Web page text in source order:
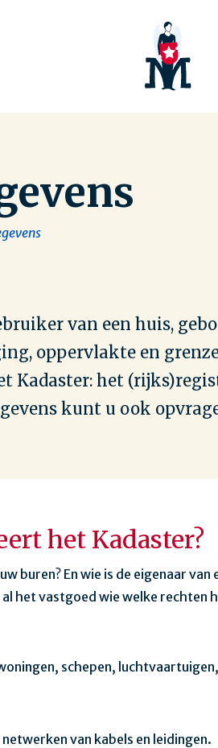
van een huis,
oppervlakte en
Kadaster: het
kunt u ook
het Kadaster?
buren? En wie is de eigenaar van
het vastgoed wie welke rechten
schepen,
van kabels en leidingen.